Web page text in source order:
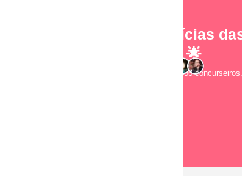
As notícias
e-mail! 🌟
Junte-se a 2.856 concurseiros.